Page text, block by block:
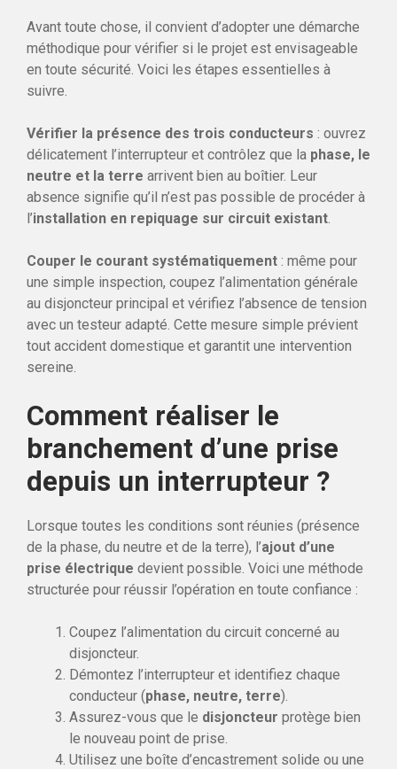
Avant toute chose, il convient d’adopter une démarche
méthodique pour vérifier si le projet est envisageable
en toute sécurité. Voici les étapes essentielles à
suivre.
Vérifier la présence des trois conducteurs : ouvrez
délicatement l’interrupteur et contrôlez que la phase, le
neutre et la terre arrivent bien au boîtier. Leur
absence signifie qu’il n’est pas possible de procéder à
l’installation en repiquage sur circuit existant.
Couper le courant systématiquement : même pour
une simple inspection, coupez l’alimentation générale
au disjoncteur principal et vérifiez l’absence de tension
avec un testeur adapté. Cette mesure simple prévient
tout accident domestique et garantit une intervention
sereine.
Comment réaliser le
branchement d’une prise
depuis un interrupteur ?
Lorsque toutes les conditions sont réunies (présence
de la phase, du neutre et de la terre), l’ajout d’une
prise électrique devient possible. Voici une méthode
structurée pour réussir l’opération en toute confiance :
Coupez l’alimentation du circuit concerné au
disjoncteur.
Démontez l’interrupteur et identifiez chaque
conducteur (phase, neutre, terre).
Assurez-vous que le disjoncteur protège bien
le nouveau point de prise.
Utilisez une boîte d’encastrement solide ou une